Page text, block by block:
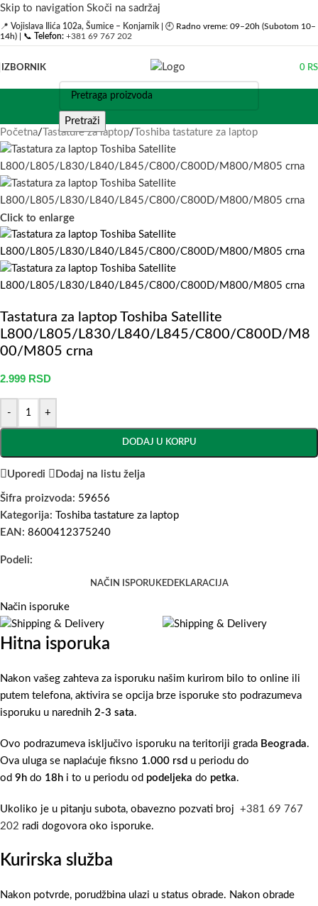
Skip to navigation Skoči na sadržaj
📍 Vojislava Ilića 102a, Šumice – Konjarnik | 🕘 Radno vreme: 09–20h (Subotom 10–
14h) | 📞 Telefon: +381 69 767 202
IZBORNIK 0
Pretraži
Početna/ Tastature za laptop/ Toshiba tastature za laptop
Click to enlarge
Tastatura za laptop Toshiba Satellite
L800/L805/L830/L840/L845/C800/C800D/M8
00/M805 crna
2.999 RSD
- +
DODAJ U KORPU
Uporedi Dodaj na listu želja
Šifra proizvoda: 59656
Kategorija:
Toshiba tastature za laptop
EAN: 8600412375240
Podeli:
NAČIN ISPORUKEDEKLARACIJA
Način isporuke
Hitna isporuka
Nakon vašeg zahteva za isporuku našim kurirom bilo to online ili
putem telefona, aktivira se opcija brze isporuke sto podrazumeva
isporuku u narednih 2-3 sata.
Ovo podrazumeva isključivo isporuku na teritoriji grada Beograda.
Ova uluga se naplaćuje fiksno 1.000 rsd u periodu do
od 9h do 18h i to u periodu od podeljeka do petka.
Ukoliko je u pitanju subota, obavezno pozvati broj +381 69 767
202 radi dogovora oko isporuke.
Kurirska služba
Nakon potvrde, porudžbina ulazi u status obrade. Nakon obrade